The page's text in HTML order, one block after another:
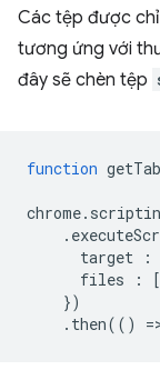
Các tệp được
tương ứng với
đây sẽ chèn tệp
function
chrome.
.
target
:
files
: [
})
. then(() =